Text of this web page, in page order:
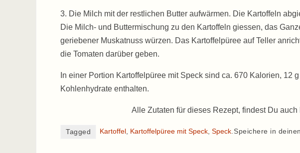
3. Die Milch mit der restlichen Butter aufwärmen. Die Kartoffeln
Die Milch- und Buttermischung zu den Kartoffeln giessen, das
geriebener Muskatnuss würzen. Das Kartoffelpüree auf Teller
die Tomaten darüber geben.
In einer Portion Kartoffelpüree mit Speck sind ca. 670 Kalorien, 12
Kohlenhydrate enthalten.
Alle Zutaten für dieses Rezept, findest Du auch
Tagged Kartoffel Kartoffelpüree mit Speck Speck Speichere in